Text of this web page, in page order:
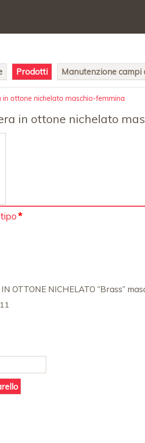
Prodotti Manutenzione campi
in ottone nichelato maschio-femmina
in ottone nichelato
*
OTTONE NICHELATO “Brass”